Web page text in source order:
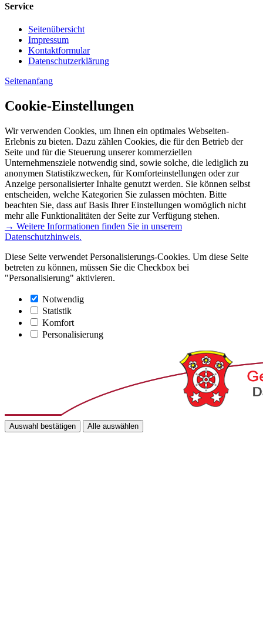
Service
Seitenübersicht
Impressum
Kontaktformular
Datenschutzerklärung
Seitenanfang
Cookie-Einstellungen
Wir verwenden Cookies, um Ihnen ein optimales Webseiten-
Erlebnis zu bieten. Dazu zählen Cookies, die für den Betrieb der
Seite und für die Steuerung unserer kommerziellen
Unternehmensziele notwendig sind, sowie solche, die lediglich zu
anonymen Statistikzwecken, für Komforteinstellungen oder zur
Anzeige personalisierter Inhalte genutzt werden. Sie können selbst
entscheiden, welche Kategorien Sie zulassen möchten. Bitte
beachten Sie, dass auf Basis Ihrer Einstellungen womöglich nicht
mehr alle Funktionalitäten der Seite zur Verfügung stehen.
→ Weitere Informationen finden Sie in unserem
Datenschutzhinweis.
Diese Seite verwendet Personalisierungs-Cookies. Um diese Seite
betreten zu können, müssen Sie die Checkbox bei
"Personalisierung" aktivieren.
Notwendig
Statistik
Komfort
Personalisierung
Auswahl bestätigen Alle auswählen